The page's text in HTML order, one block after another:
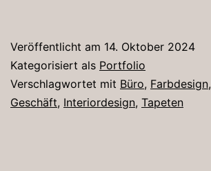
Veröffentlicht am 14. Oktober 2024
Kategorisiert als Portfolio
Verschlagwortet mit Büro, Farbdesign,
Geschäft, Interiordesign, Tapeten